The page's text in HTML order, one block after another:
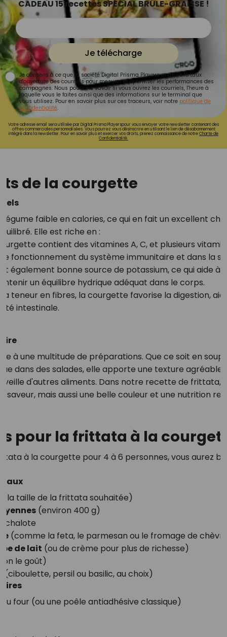
CADEAU 15 recettes SPÉCIAL BRÛLE-GRAISSE !
Je télécharge
Je consens à ce que la société Digital Prisma Players analyse le taux
d'ouverture des courriels pour mesurer et optimiser les performances des
campagnes. Nous pourrons savoir si vous ouvrez les courriels, l'heure à
laquelle vous le faites ainsi que des informations sur le terminal que
vous utilisez. Pour en savoir plus sur ces traceurs, voir notre politique de
confidentialité.
Votre adresse email sera utilisée par Digital Prisma Playerspour vous envoyer votre newsletter contenant des
offres commerciales personnalisées. Vous pourrez vous désinscrire en utilisant le lien de désabonnement
intégré dans la newsletter. Pour en savoir plus et exercer vos droits, prenez connaissance de notreCharte de
Confidentialité.
de la courgette
faible en calories, ce qui en fait un excellent
Elle est riche en :
contient des vitamines A, C, et plusieurs
fonctionnement du système immunitaire et dans la
également bonne source de potassium, ce qui aide à
un équilibre hydrique adéquat dans le corps.
teneur en fibres, la courgette favorise la digestion,
intestinale.
à une multitude de préparations. Que ce soit en
dans des salades, elle apporte une texture agréable
d'autres aliments. Dans notre recette de frittata,
saveur, mais aussi une belle couleur et une nutrition
pour la frittata à la
à la courgette pour 4 à 6 personnes, vous aurez
la taille de la frittata souhaitée)
(environ 400 g)
(comme la feta, le parmesan ou le fromage de
de lait (ou de crème pour plus de richesse)
le goût)
(ciboulette, persil ou basilic, au choix)
four (ou une poêle antiadhésive classique)